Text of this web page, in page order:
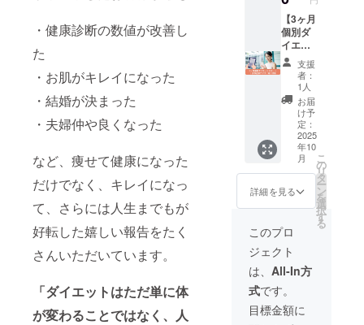
・健康診断の数値が改善し
た
・お肌がキレイになった
・結婚が決まった
・夫婦仲や良くなった
など、痩せて健康になった
だけでなく、キレイになっ
て、さらには人生までもが
好転した嬉しい報告をたく
さんいただいています。
「ダイエットはただ単に体
が変わることではなく、人
自宅へ
郵送 ・
使い方
レッス
ンはオ
ンライ
（Zoom
等）で
実施 ・
電子書
籍はダ
ウン
リンク
をメー
送付 注
意事
項： ・
サンプ
ルの種
類はお
選びい
容） ◇
撮影
前、2週
間
チャッ
トにて
フリー
相談付
影日
時：応
相談。
９月〜
３月。
◇撮影
近辺(雨
国際
フォー
ラム) ※
電子書
籍は
メール
い環境
づくり
を後押
ししま
す。 提
供方
法： ・
食事管
理アプ
リを通
じて従
業員の
食事記
録を受
付（最
Zoomで
×6ヶ月
の食事
相談（1
人あた
り30
分） ・
カイブ
も提供
しま
す。
アーカ
イブ視
聴期限
なし。
自分に
合った
運動で
劇的に
ボディ
ライン
が変わ
提供方
法：
レッス
ン動画
（視聴
URL）
＋電子
書籍＋
整える
パーソ
ナルト
レーニ
ング。
あなた
の体の
特徴や
なりた
い未来
に合わ
せたオ
リジナ
ルのプ
ログラ
ムを提
供。
レッス
ン内容
のアー
カイブ
も提供
しま
す。
アーカ
【3ヶ月
個別ダ
イエッ
トサ
ポート
（週
1×60
分）＋
食事記
録アプ
リ＋電
子書
籍】 本
気で体
質改善
に取り
組みた
い方
へ。週1
回のマ
ンツー
マン
セッ
ション
支援
者：
1人
お届
け予
定：
2025
年10
月
詳細を見る
こ
の
リ
タ
ー
ン
を
選
択
す
る
このプロ
ジェクト
は、 All-In方
式です。
目標金額に